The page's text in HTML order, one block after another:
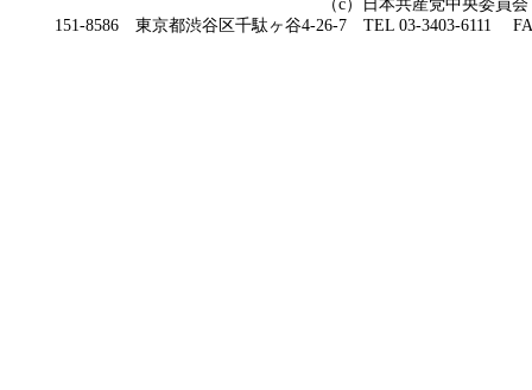
（c）日本共産党中央委員会
151-8586 東京都渋谷区千駄ヶ谷4-26-7 TEL 03-3403-6111